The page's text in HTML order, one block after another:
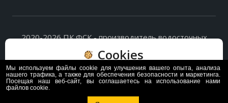
2020-2026 ПК ФСК - производитель водосточных
Политика обработки персональных данных
на их обработку.
Cookies
Пользуясь сайтом, вы соглашаетесь с политикой
обработки и хранения данных Cookie
Мы используем файлы cookie для улучшения вашего опыта, анализа
нашего трафика, а также для обеспечения безопасности и маркетинга.
Посещая наш веб-сайт, вы соглашаетесь на использование нами
файлов cookie.